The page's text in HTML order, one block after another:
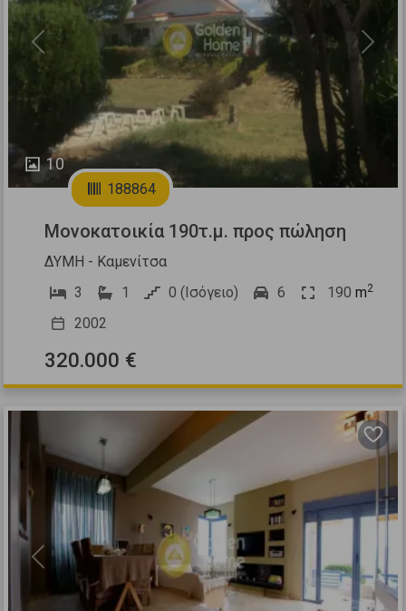
10
Previous Next
188864
Μονοκατοικία 190τ.μ. προς πώληση
ΔΥΜΗ - Καμενίτσα
3
1 0 (Ισόγειο) 6 190 m2
2002
320.000 €
Previous Next